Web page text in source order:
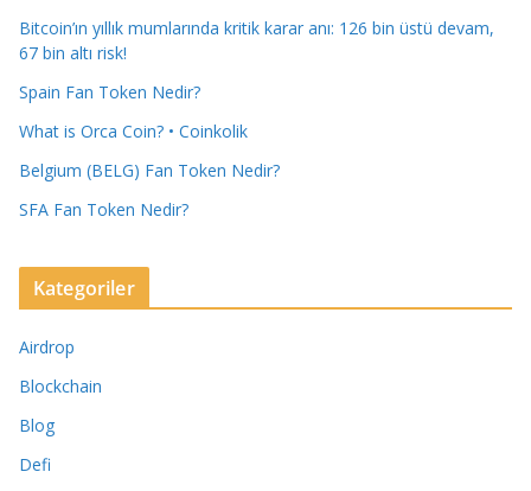
Bitcoin’ın yıllık mumlarında kritik karar anı: 126 bin üstü devam,
67 bin altı risk!
Spain Fan Token Nedir?
What is Orca Coin? • Coinkolik
Belgium (BELG) Fan Token Nedir?
SFA Fan Token Nedir?
Kategoriler
Airdrop
Blockchain
Blog
Defi